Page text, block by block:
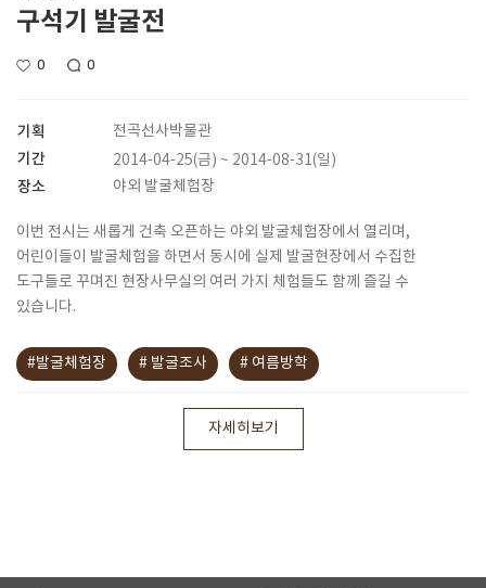
구석기 발굴전
0 0
기획 전곡선사박물관
기간 2014-04-25(금) ~ 2014-08-31(일)
장소 야외 발굴체험장
이번 전시는 새롭게 건축 오픈하는 야외 발굴체험장에서 열리며,
어린이들이 발굴체험을 하면서 동시에 실제 발굴현장에서 수집한
도구들로 꾸며진 현장사무실의 여러 가지 체험들도 함께 즐길 수
있습니다.
#발굴체험장 # 발굴조사 # 여름방학
자세히보기